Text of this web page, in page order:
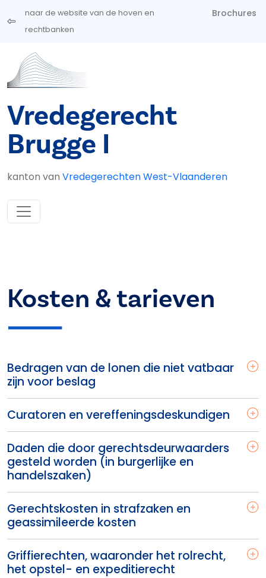
Overslaan en naar de inhoud gaan
naar de website van de hoven en
rechtbanken
Brochures
Vredegerecht
Brugge I
kanton van Vredegerechten West-Vlaanderen
Kosten & tarieven
Bedragen van de lonen die niet vatbaar
zijn voor beslag
Curatoren en vereffeningsdeskundigen
Daden die door gerechtsdeurwaarders
gesteld worden (in burgerlijke en
handelszaken)
Gerechtskosten in strafzaken en
geassimileerde kosten
Griffierechten, waaronder het rolrecht,
het opstel- en expeditierecht